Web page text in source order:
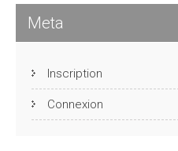
Meta
Inscription
Connexion